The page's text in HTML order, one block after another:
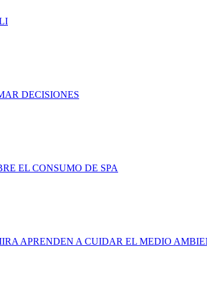
DECISIONES
EL CONSUMO DE SPA
APRENDEN A CUIDAR EL MEDIO